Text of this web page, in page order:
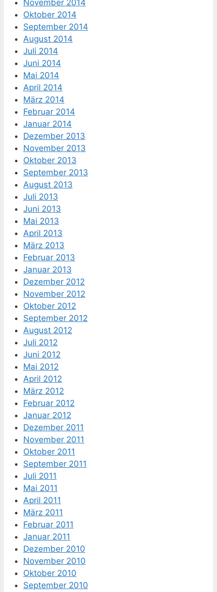
November 2014
Oktober 2014
September 2014
August 2014
Juli 2014
Juni 2014
Mai 2014
April 2014
März 2014
Februar 2014
Januar 2014
Dezember 2013
November 2013
Oktober 2013
September 2013
August 2013
Juli 2013
Juni 2013
Mai 2013
April 2013
März 2013
Februar 2013
Januar 2013
Dezember 2012
November 2012
Oktober 2012
September 2012
August 2012
Juli 2012
Juni 2012
Mai 2012
April 2012
März 2012
Februar 2012
Januar 2012
Dezember 2011
November 2011
Oktober 2011
September 2011
Juli 2011
Mai 2011
April 2011
März 2011
Februar 2011
Januar 2011
Dezember 2010
November 2010
Oktober 2010
September 2010